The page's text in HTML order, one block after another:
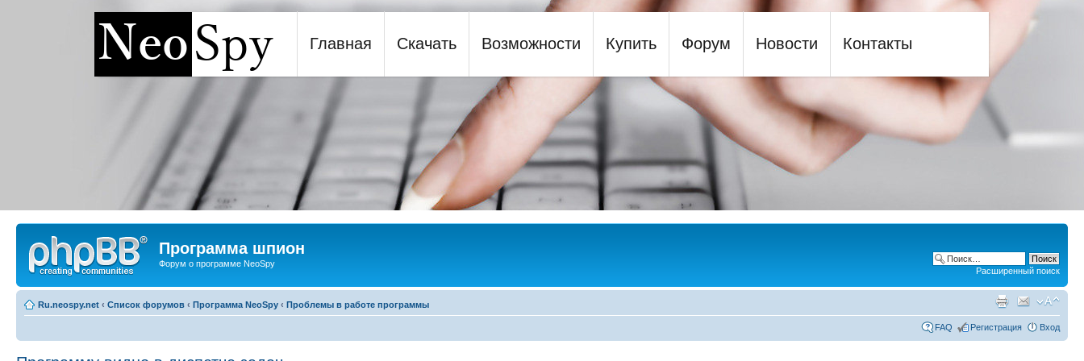
Программа шпион NeoSpy
Главная Скачать Возможности Купить Форум Новости Контакты
Программа шпион
Форум о программе NeoSpy
Расширенный поиск
Ru.neospy.net ‹ Список форумов ‹ Программа NeoSpy ‹ Проблемы в работе программы
FAQ Регистрация Вход